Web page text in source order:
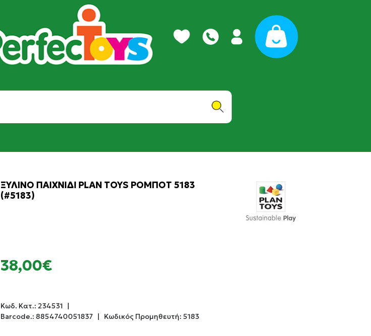
ΞΥΛΙΝΟ ΠΑΙΧΝΙΔΙ PLAN TOYS ΡΟΜΠΟΤ 5183
(#5183)
38,00€
Κωδ. Κατ.: 234531 |
Barcode.: 8854740051837 | Κωδικός Προμηθευτή: 5183